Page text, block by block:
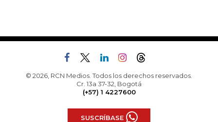
© 2026, RCN Medios. Todos los derechos reservados.
Cr. 13a 37-32, Bogotá
(+57) 1 4227600
SUSCRÍBASE